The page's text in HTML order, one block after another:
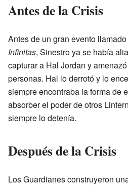
Antes de la Crisis
Antes de un gran evento llamado
Infinitas, Sinestro ya se había
capturar a Hal Jordan y
personas. Hal lo derrotó y lo
siempre encontraba la forma de
absorber el poder de otros
siempre lo detenía.
Después de la Crisis
Los Guardianes construyeron